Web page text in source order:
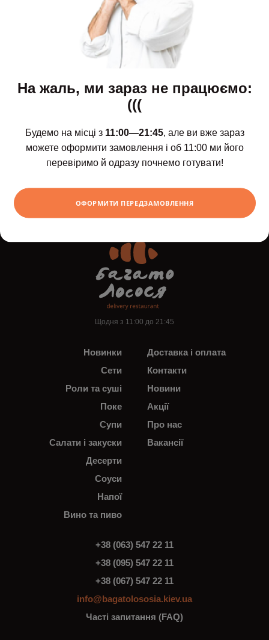
Салат Чука з
300
Сашимі
569грн
Щодня з 11:00 до 21:45
Новинки
Сети
Роли та суші
Поке
Супи
Салати і закуски
Десерти
Соуси
Напої
Вино та пиво
Доставка і оплата
Контакти
Новини
Акції
Про нас
Вакансії
+38 (063) 547 22 11
+38 (095) 547 22 11
+38 (067) 547 22 11
info@bagatolososia.kiev.ua
Часті запитання (FAQ)
На жаль, ми зараз не працюємо:
(((
Будемо на місці з 11:00—21:45, але ви вже зараз
можете оформити замовлення і об 11:00 ми його
перевіримо й одразу почнемо готувати!
ОФОРМИТИ ПЕРЕДЗАМОВЛЕННЯ